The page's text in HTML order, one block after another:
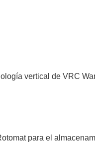
vertical de VRC
para el